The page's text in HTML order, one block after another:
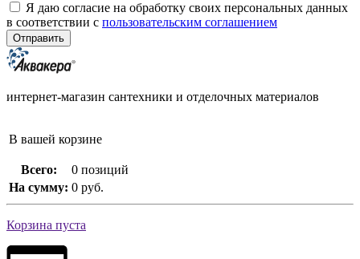
Я даю согласие на обработку своих персональных данных
в соответствии с пользовательским соглашением
интернет-магазин сантехники и отделочных материалов
В вашей корзине
Всего:
0 позиций
На сумму: 0 руб.
Корзина пуста